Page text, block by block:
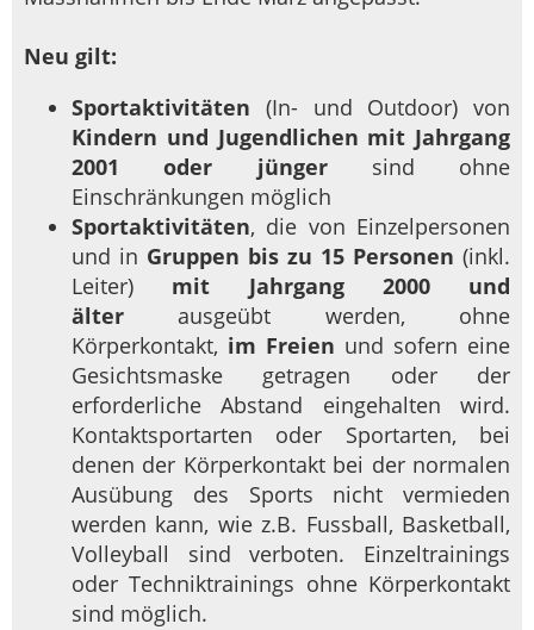
Neu gilt:
Sportaktivitäten (In- und Outdoor) von
Kindern und Jugendlichen mit Jahrgang
2001 oder jüngersind ohne
Einschränkungen möglich
Sportaktivitäten, die von Einzelpersonen
und in Gruppen bis zu 15 Personen (inkl.
Leiter) mit Jahrgang 2000 und
älter ausgeübt werden, ohne
Körperkontakt, im Freien und sofern eine
Gesichtsmaske getragen oder der
erforderliche Abstand eingehalten wird.
Kontaktsportarten oder Sportarten, bei
denen der Körperkontakt bei der normalen
Ausübung des Sports nicht vermieden
werden kann, wie z.B. Fussball, Basketball,
Volleyball sind verboten. Einzeltrainings
oder Techniktrainings ohne Körperkontakt
sind möglich.